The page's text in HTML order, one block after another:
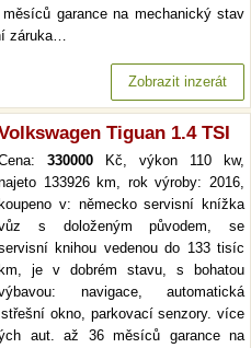
garance na mechanický stav
záruka…
Zobrazit inzerát
Tiguan 1.4 TSI
330000 Kč, výkon 110 kw,
133926 km, rok výroby: 2016,
koupeno v: německo servisní knížka
s doloženým původem, se
knihou vedenou do 133 tisíc
km, je v dobrém stavu, s bohatou
navigace, automatická
okno, parkovací senzory. více
aut. až 36 měsíců garance na